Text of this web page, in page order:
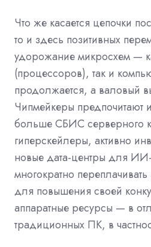
Что же касается цепочки
то и здесь позитивных
удорожание микросхем —
(процессоров), так и
продолжается, а валовый
Чипмейкеры предпочитают
больше СБИС серверного
гиперскейлеры, активно
новые дата-центры для ИИ-
многократно
для повышения своей
аппаратные ресурсы — в
традиционных ПК, в